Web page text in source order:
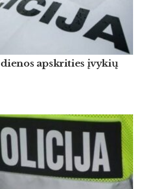
apskrities įvykių